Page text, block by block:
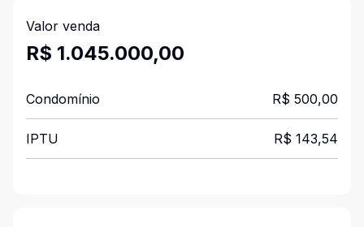
Valor venda
R$ 1.045.000,00
Condomínio R$ 500,00
IPTU R$ 143,54